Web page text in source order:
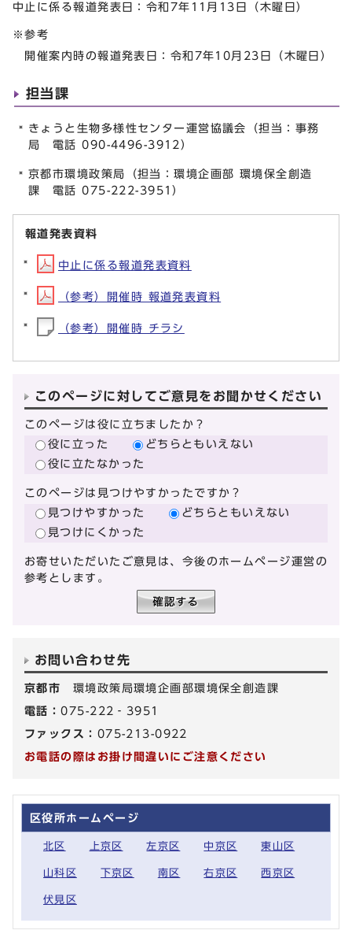
中止に係る報道発表日：令和7年11月13日（木曜日）
※参考
開催案内時の報道発表日：令和7年10月23日（木曜日）
担当課
きょうと生物多様性センター運営協議会（担当：事務
局 電話 090-4496-3912）
京都市環境政策局（担当：環境企画部 環境保全創造
課 電話 075-222-3951）
報道発表資料
中止に係る報道発表資料
（参考）開催時 報道発表資料
（参考）開催時 チラシ
このページに対してご意見をお聞かせください
このページは役に立ちましたか？
役に立った
どちらともいえない
役に立たなかった
このページは見つけやすかったですか？
見つけやすかった
どちらともいえない
見つけにくかった
お寄せいただいたご意見は、今後のホームページ運営の
参考とします。
お問い合わせ先
京都市 環境政策局環境企画部環境保全創造課
電話：075-222‐3951
ファックス： 075-213-0922
お電話の際はお掛け間違いにご注意ください
区役所ホームページ
北区 上京区 左京区 中京区 東山区
山科区 下京区 南区 右京区 西京区
伏見区